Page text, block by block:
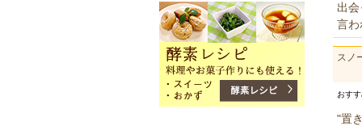
出
言わ
スノ
おす
"置